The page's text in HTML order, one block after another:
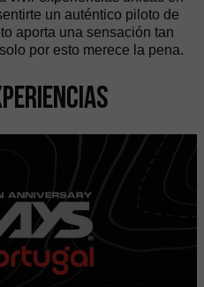
un auténtico piloto de
aporta una sensación tan
por esto merece la pena.